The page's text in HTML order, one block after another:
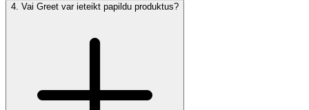
4 Vai Greet var ieteikt papildu produktus?